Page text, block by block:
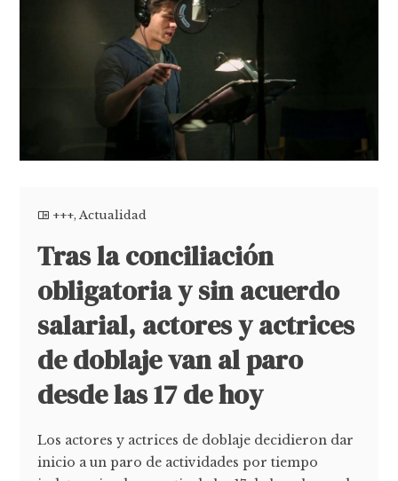
+++,Actualidad
Tras la conciliación
obligatoria y sin acuerdo
salarial, actores y actrices
de doblaje van al paro
desde las 17 de hoy
Los actores y actrices de doblaje decidieron dar
inicio a un paro de actividades por tiempo